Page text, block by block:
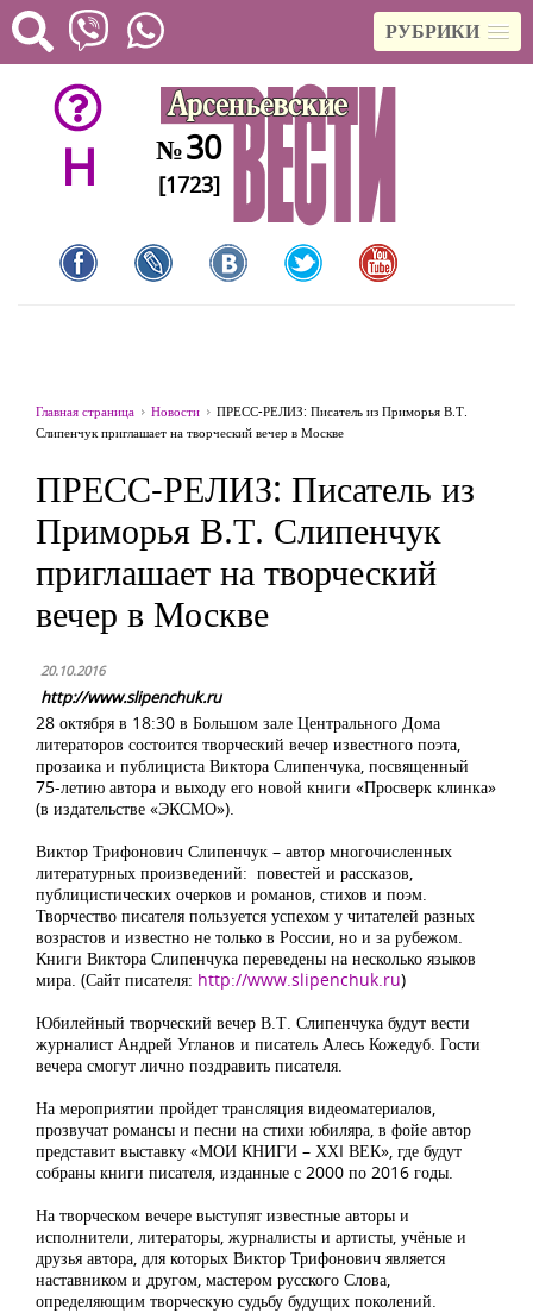
РУБРИКИ
H №30
[1723]
Главная страница Новости
ПРЕСС-РЕЛИЗ: Писатель из Приморья В.Т.
Слипенчук приглашает на творческий вечер в Москве
ПРЕСС-РЕЛИЗ: Писатель из
Приморья В.Т. Слипенчук
приглашает на творческий
вечер в Москве
20.10.2016
http://www.slipenchuk.ru
28 октября в 18:30 в Большом зале Центрального Дома
литераторов состоится творческий вечер известного поэта,
прозаика и публициста Виктора Слипенчука, посвященный
75-летию автора и выходу его новой книги «Просверк клинка»
(в издательстве «ЭКСМО»).
Виктор Трифонович Слипенчук – автор многочисленных
литературных произведений: повестей и рассказов,
публицистических очерков и романов, стихов и поэм.
Творчество писателя пользуется успехом у читателей разных
возрастов и известно не только в России, но и за рубежом.
Книги Виктора Слипенчука переведены на несколько языков
мира. (Сайт писателя: http://www.slipenchuk.ru)
Юбилейный творческий вечер В.Т. Слипенчука будут вести
журналист Андрей Угланов и писатель Алесь Кожедуб. Гости
вечера смогут лично поздравить писателя.
На мероприятии пройдет трансляция видеоматериалов,
прозвучат романсы и песни на стихи юбиляра, в фойе автор
представит выставку «МОИ КНИГИ – ХХI ВЕК», где будут
собраны книги писателя, изданные с 2000 по 2016 годы.
На творческом вечере выступят известные авторы и
исполнители, литераторы, журналисты и артисты, учёные и
друзья автора, для которых Виктор Трифонович является
наставником и другом, мастером русского Слова,
определяющим творческую судьбу будущих поколений.